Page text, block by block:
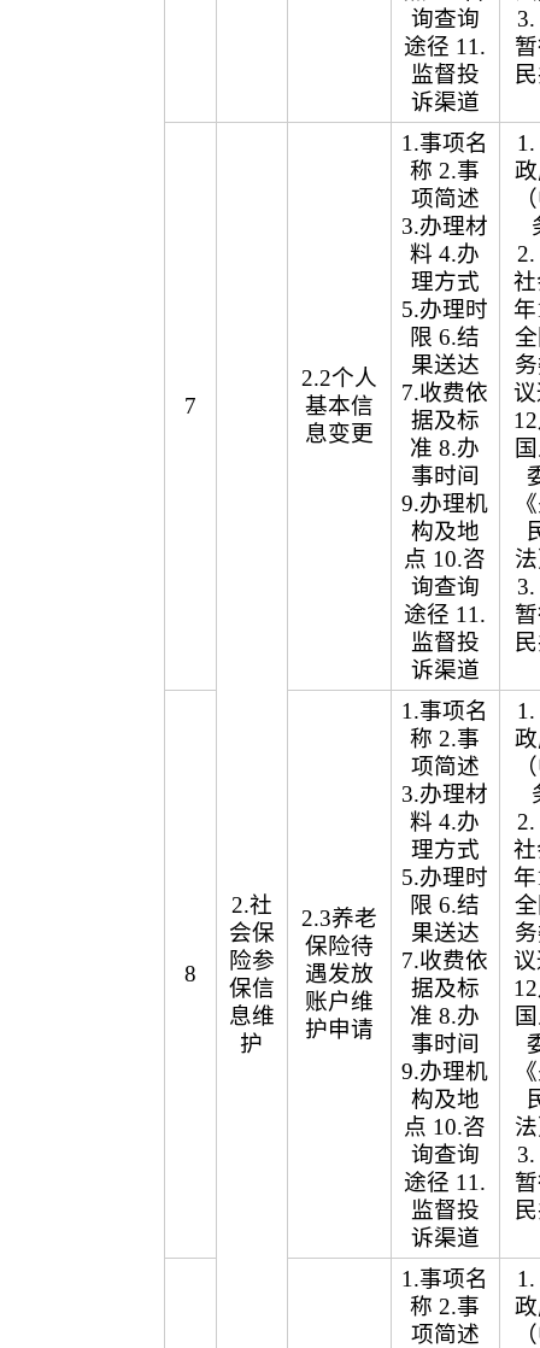
询查询
途径 11.
监督投
诉渠道
7
2.社
会保
险参
保信
息维
护
2.2个人
基本信
息变更
1.事项名
称 2.事
项简述
3.办理材
料 4.办
理方式
5.办理时
限 6.结
果送达
7.收费依
据及标
准 8.办
事时间
9.办理机
构及地
点 10.咨
询查询
途径 11.
监督投
诉渠道
8
2.3养老
保险待
遇发放
账户维
护申请
1.事项名
称 2.事
项简述
3.办理材
料 4.办
理方式
5.办理时
限 6.结
果送达
7.收费依
据及标
准 8.办
事时间
9.办理机
构及地
点 10.咨
询查询
途径 11.
监督投
诉渠道
1.事项名
称 2.事
项简述